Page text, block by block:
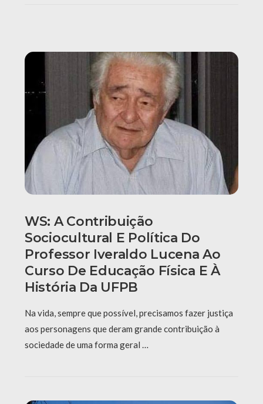
WS: A Contribuição
Sociocultural E Política Do
Professor Iveraldo Lucena Ao
Curso De Educação Física E À
História Da UFPB
Na vida, sempre que possível, precisamos fazer justiça
aos personagens que deram grande contribuição à
sociedade de uma forma geral …